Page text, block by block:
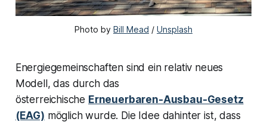
Photo by Bill Mead / Unsplash
Energiegemeinschaften sind ein relativ neues
Modell, das durch das
österreichische Erneuerbaren-Ausbau-Gesetz
(EAG) möglich wurde. Die Idee dahinter ist, dass